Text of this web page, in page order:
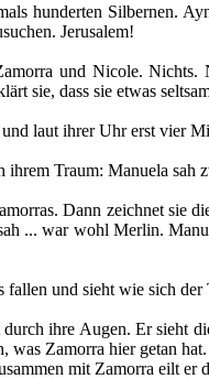
hunderten Silbernen.
Jerusalem!
und Nicole.
sie, dass sie etwas
laut ihrer Uhr erst vier
Traum: Manuela
Dann zeichnet sie
... war wohl Merlin.
fallen und sieht wie sich
ihre Augen. Er sieht
was Zamorra hier getan
mit Zamorra eilt er